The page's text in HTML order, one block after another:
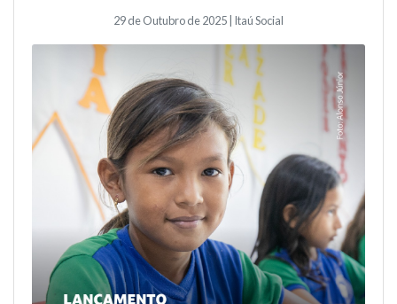
29 de Outubro de 2025 | Itaú Social